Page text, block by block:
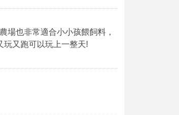
場也非常適合小小孩餵飼料，
玩又跑可以玩上一整天!